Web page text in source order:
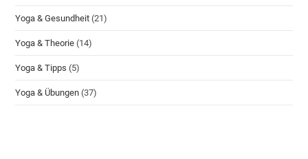
Yoga & Gesundheit (21)
Yoga & Theorie (14)
Yoga & Tipps (5)
Yoga & Übungen (37)